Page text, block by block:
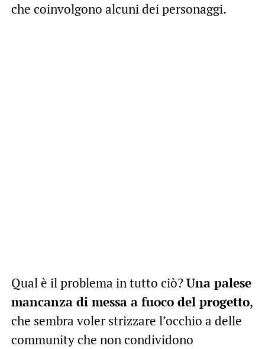
che coinvolgono alcuni dei personaggi.
Qual è il problema in tutto ciò?Una palese
mancanza di messa a fuoco del progetto,
che sembra voler strizzare l’occhio a delle
community che non condividono